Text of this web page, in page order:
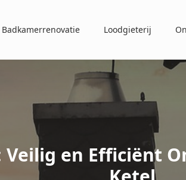
Badkamerrenovatie Loodgieterij
en Efficiënt